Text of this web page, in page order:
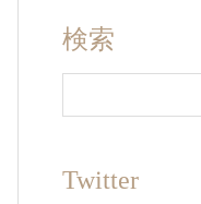
検索
Twitter